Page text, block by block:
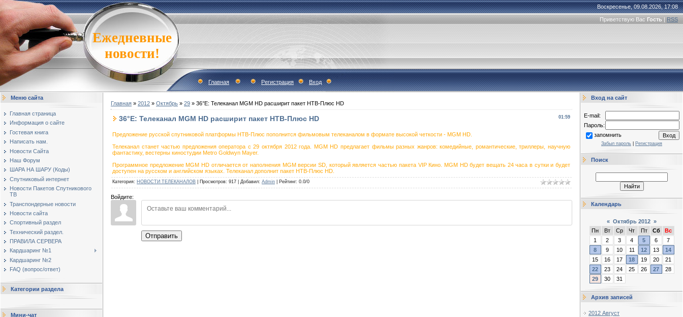
Ежедневные
новости!
Воскресенье, 09.08.2026, 17:08
Приветствую Вас Гость | RSS
Главная Регистрация Вход
Меню сайта
Главная страница
Информация о сайте
Гостевая книга
Написать нам.
Новости Сайта
Наш Форум
ШАРА НА ШАРУ (Коды)
Спутниковый интернет
Новости Пакетов Спутникового
ТВ
Транспондерные новости
Новости сайта
Спортивный раздел
Технический раздел.
ПРАВИЛА СЕРВЕРА
Кардшаринг №1
Кардшаринг №2
FAQ (вопрос/ответ)
Категории раздела
Мини-чат
Главная » 2012 » Октябрь » 29 » 36°E: Телеканал MGM HD расширит пакет НТВ-Плюс HD
01:59
36°E: Телеканал MGM HD расширит пакет НТВ-Плюс HD
Предложение русской спутниковой платформы НТВ-Плюс пополнится фильмовым телеканалом в формате высокой четкости - MGM HD.
Телеканал станет частью предложения оператора с 29 октября 2012 года. MGM HD предлагает фильмы разных жанров: комедийные, романтические, триллеры, научную
фантастику, вестерны киностудии Metro Goldwyn Mayer.
Программное предложение MGM HD отличается от наполнения MGM версии SD, который является частью пакета VIP Кино. MGM HD будет вещать 24 часа в сутки и будет
доступен на русском и английском языках. Телеканал дополнит пакет НТВ-Плюс HD.
Категория: НОВОСТИ ТЕЛЕКАНАЛОВ Просмотров: 917 Добавил: Admin Рейтинг: 0.0/0
Войдите:
Отправить
Вход на сайт
E-mail:
Пароль:
запомнить
Забыл пароль Регистрация
Поиск
Календарь
« Октябрь 2012 »
Пн
Вт Ср Чт Пт Сб
Вс
1
2 3 4 5 6
7
8
9 10 11 12 13
14
15
16 17 18 19 20
21
22
23 24 25 26 27
28
29
30 31
Архив записей
2012 Август